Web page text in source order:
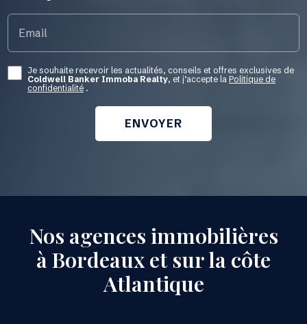
Email
Je souhaite recevoir les actualités, conseils et offres exclusives de
Coldwell Banker Immoba Realty, et j’accepte la Politique de
confidentialité .
Nos agences immobilières
à Bordeaux et sur la côte
Atlantique